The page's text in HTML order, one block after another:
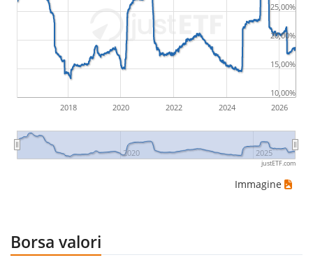
2018 2020 2022 2024 2026
2020 2025
10,00%
15,00%
20,00%
25,00%
justETF.com
Immagine
Borsa valori